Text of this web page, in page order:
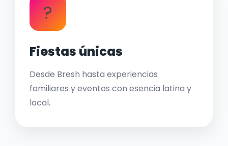
?
Fiestas únicas
Desde Bresh hasta experiencias
familiares y eventos con esencia latina y
local.